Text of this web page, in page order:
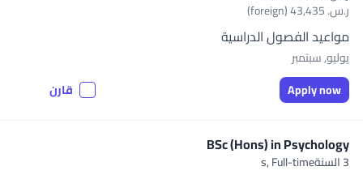
ر.س.‏ 43,435 (foreign)
مواعيد الفصول الدراسية
يوليو, سبتمبر
Apply now
قارن
BSc (Hons) in Psychology
3 السنةs, Full-time